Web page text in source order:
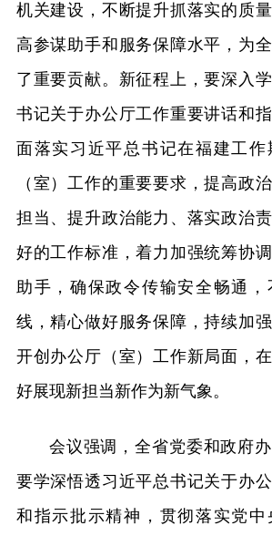
机关建设，不断提升抓落实的质
高参谋助手和服务保障水平，为
了重要贡献。新征程上，要深入
书记关于办公厅工作重要讲话和
面落实习近平总书记在福建工
（室）工作的重要要求，提高政
担当、提升政治能力、落实政治
好的工作标准，着力加强统筹协
助手，确保政令传输安全畅通
线，精心做好服务保障，持续加
开创办公厅（室）工作新局面，
好展现新担当新作为新气象。
会议强调，全省党委和政府
要学深悟透习近平总书记关于办
和指示批示精神，贯彻落实党